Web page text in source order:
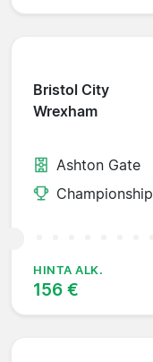
Bristol City
Wrexham
Ashton Gate
Championship
HINTA ALK.
156 €